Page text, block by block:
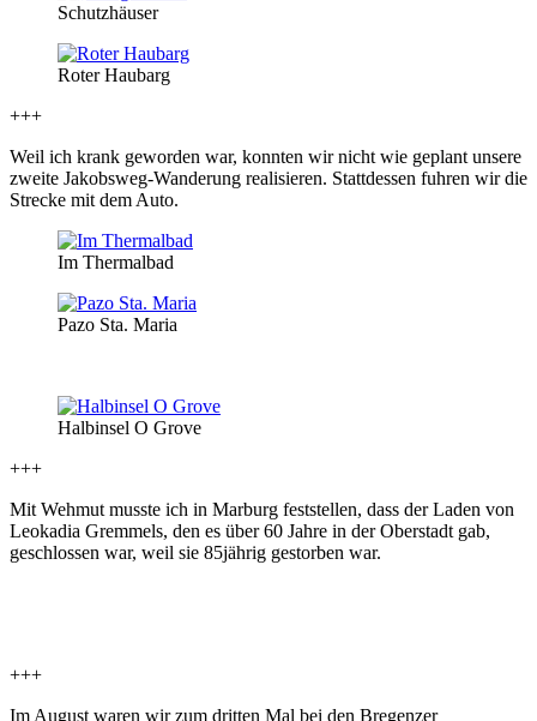
Schutzhäuser
Roter Haubarg
+++
Weil ich krank geworden war, konnten wir nicht wie geplant unsere
zweite Jakobsweg-Wanderung realisieren. Stattdessen fuhren wir die
Strecke mit dem Auto.
Im Thermalbad
Pazo Sta. Maria
Halbinsel O Grove
+++
Mit Wehmut musste ich in Marburg feststellen, dass der Laden von
Leokadia Gremmels, den es über 60 Jahre in der Oberstadt gab,
geschlossen war, weil sie 85jährig gestorben war.
+++
Im August waren wir zum dritten Mal bei den Bregenzer